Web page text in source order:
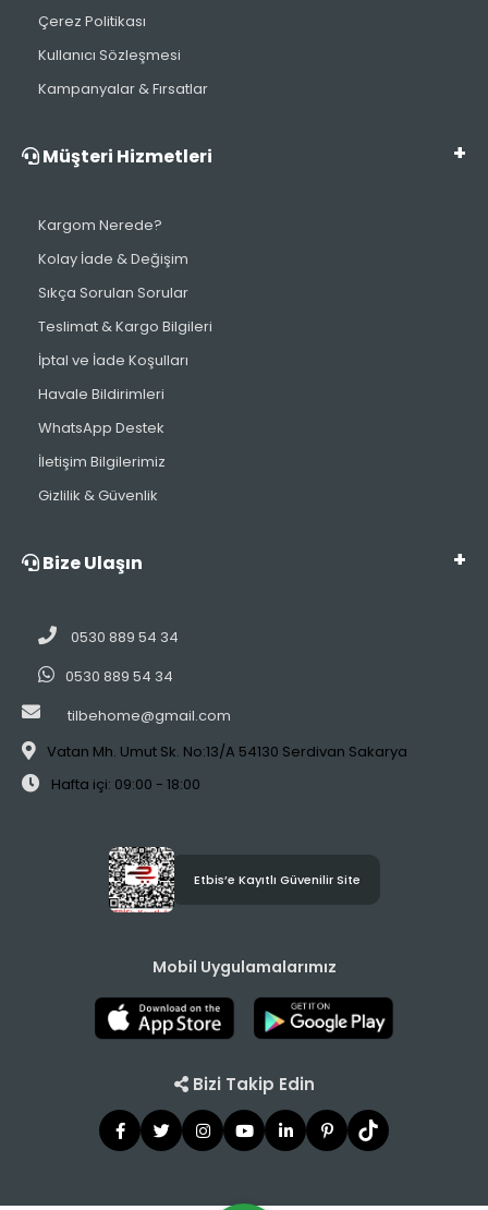
Çerez Politikası
Kullanıcı Sözleşmesi
Kampanyalar & Fırsatlar
Müşteri Hizmetleri
Kargom Nerede?
Kolay İade & Değişim
Sıkça Sorulan Sorular
Teslimat & Kargo Bilgileri
İptal ve İade Koşulları
Havale Bildirimleri
WhatsApp Destek
İletişim Bilgilerimiz
Gizlilik & Güvenlik
Bize Ulaşın
0530 889 54 34
0530 889 54 34
tilbehome@gmail.com
Vatan Mh. Umut Sk. No:13/A 54130 Serdivan Sakarya
Hafta içi: 09:00 - 18:00
Etbis’e Kayıtlı Güvenilir Site
Mobil Uygulamalarımız
Bizi Takip Edin